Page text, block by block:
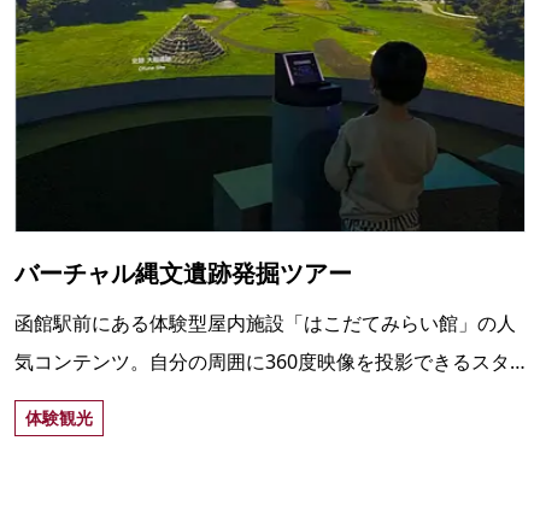
バーチャル縄文遺跡発掘ツアー
函館駅前にある体験型屋内施設「はこだてみらい館」の人
気コンテンツ。自分の周囲に360度映像を投影できるスタ
ジオで、画面を使ったバーチャルな縄文遺跡発掘体験がで
きる。
体験観光